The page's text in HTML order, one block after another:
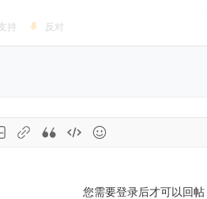
持 反对
您需要登录后才可以回帖